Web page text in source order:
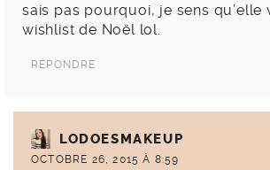
sais pas pourquoi, je sens qu’elle
wishlist de Noël lol.
RÉPONDRE
LODOESMAKEUP
OCTOBRE 26, 2015 À 8:59